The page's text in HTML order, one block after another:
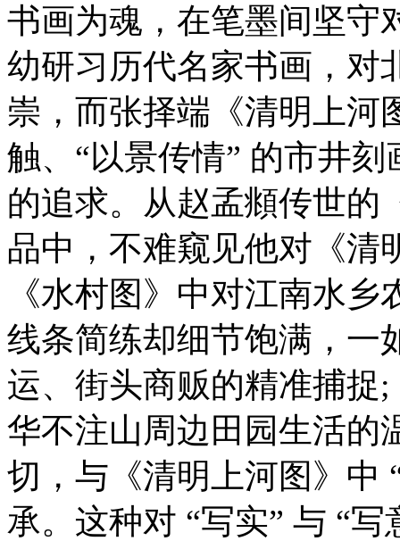
书画为魂，在笔墨间坚守
幼研习历代名家书画，对
崇，而张择端《清明上河
触、“以景传情” 的市井
的追求。从赵孟頫传世的
品中，不难窥见他对《
《水村图》中对江南水
线条简练却细节饱满，一
运、街头商贩的精准捕捉
华不注山周边田园生活的
切，与《清明上河图》中
承。这种对 “写实” 与 “